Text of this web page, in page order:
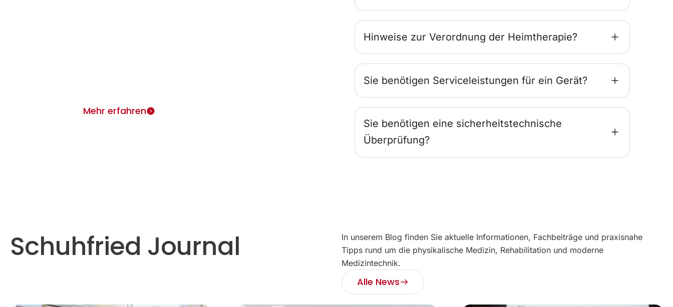
Hinweise zur Verordnung der Heimtherapie?
Sie benötigen Serviceleistungen für ein Gerät?
Sie benötigen eine sicherheitstechnische
Überprüfung?
Mehr erfahren
Schuhfried Journal
In unserem Blog finden Sie aktuelle Informationen, Fachbeiträge und praxisnahe
Tipps rund um die physikalische Medizin, Rehabilitation und moderne
Medizintechnik.
Alle News